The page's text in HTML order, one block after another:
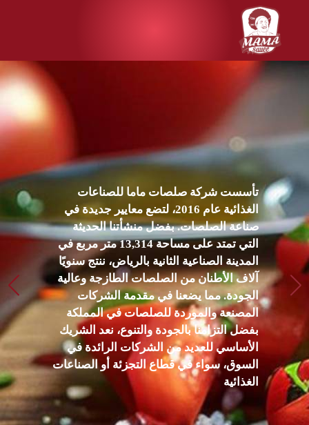
تأسست شركة صلصات ماما للصناعات
الغذائية
عام 2016، لتضع معايير جديدة في
صناعة الصلصات. بفضل منشأتنا الحديثة
التي تمتد على مساحة 13,314 متر مربع في
المدينة الصناعية الثانية بالرياض، ننتج سنويًا
آلاف الأطنان من الصلصات الطازجة وعالية
الجودة. مما يضعنا في مقدمة الشركات
المصنعة والموردة للصلصات في المملكة
بفضل التزامنا بالجودة والتنوع، نعد الشريك
الأساسي للعديد من الشركات الرائدة في
السوق، سواء في قطاع التجزئة أو الصناعات
الغذائية